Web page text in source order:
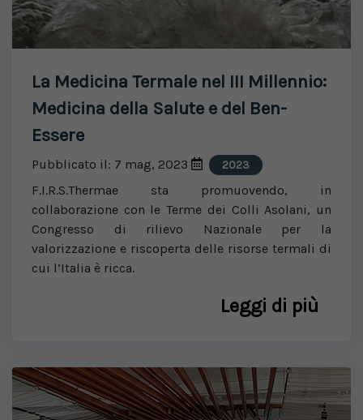
La Medicina Termale nel III Millennio:
Medicina della Salute e del Ben-
Essere
Pubblicato il: 7 mag, 2023 2023
F.I.R.S.Thermae sta promuovendo, in
collaborazione con le Terme dei Colli Asolani, un
Congresso di rilievo Nazionale per la
valorizzazione e riscoperta delle risorse termali di
cui l’Italia è ricca.
Leggi di più